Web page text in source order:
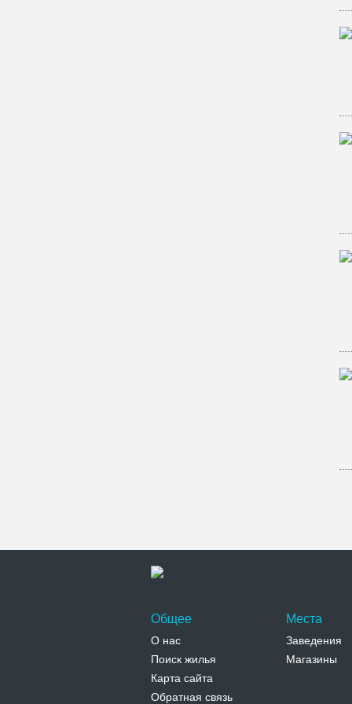
Общее
О нас
Поиск жилья
Карта сайта
Обратная связь
Места
Заведения
Магазины